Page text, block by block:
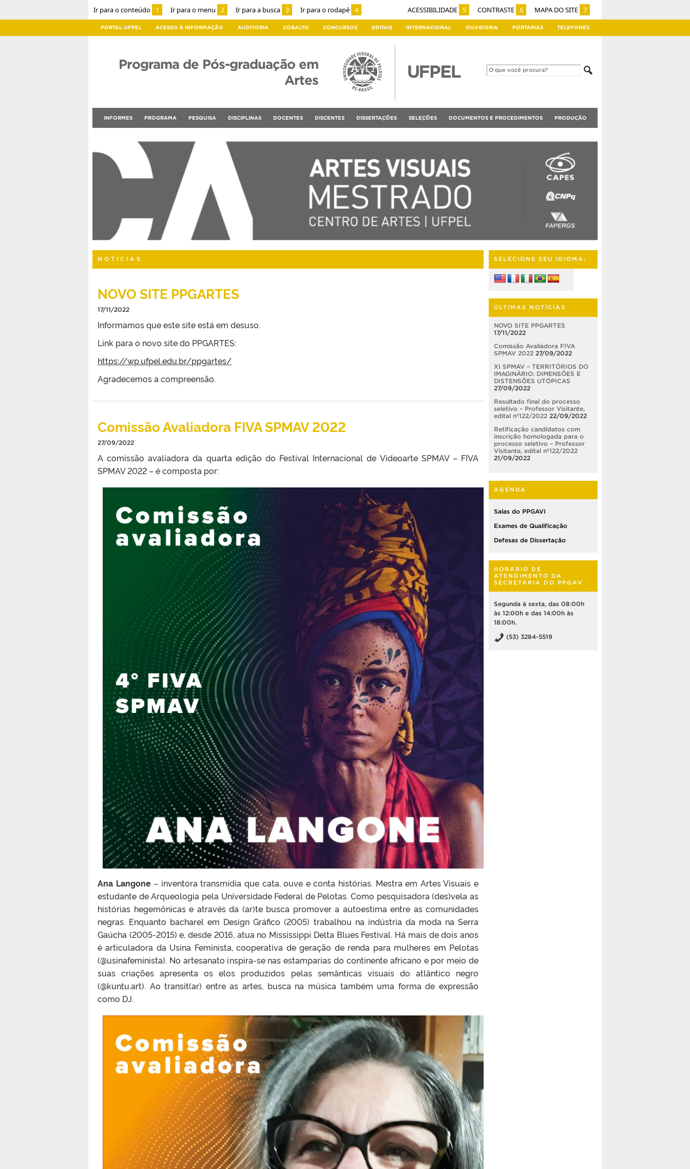
Ir para o conteúdo 1 Ir para o menu 2 Ir para a busca 3 Ir para o rodapé 4 ACESSIBILIDADE 5 CONTRASTE 6 MAPA DO SITE 7
PORTAL UFPEL ACESSO À INFORMAÇÃO AUDITORIA COBALTO CONCURSOS EDITAIS INTERNACIONAL OUVIDORIA PORTARIAS TELEFONES
Programa de Pós-graduação em
Artes
INFORMES PROGRAMA PESQUISA DISCIPLINAS DOCENTES DISCENTES DISSERTAÇÕES SELEÇÕES DOCUMENTOS E PROCEDIMENTOS PRODUÇÃO
NOTÍCIAS
NOVO SITE PPGARTES
17/11/2022
Informamos que este site está em desuso.
Link para o novo site do PPGARTES:
https://wp.ufpel.edu.br/ppgartes/
Agradecemos a compreensão.
Comissão Avaliadora FIVA SPMAV 2022
27/09/2022
A comissão avaliadora da quarta edição do Festival Internacional de Videoarte SPMAV – FIVA
SPMAV 2022 – é composta por:
Ana Langone– inventora transmídia que cata, ouve e conta histórias. Mestra em Artes Visuais e
estudante de Arqueologia pela Universidade Federal de Pelotas. Como pesquisadora (des)vela as
histórias hegemônicas e através da (ar)te busca promover a autoestima entre as comunidades
negras. Enquanto bacharel em Design Gráfico (2005) trabalhou na indústria da moda na Serra
Gaúcha (2005-2015) e, desde 2016, atua no Mississippi Delta Blues Festival. Há mais de dois anos
é articuladora da Usina Feminista, cooperativa de geração de renda para mulheres em Pelotas
(@usinafeminista). No artesanato inspira-se nas estamparias do continente africano e por meio de
suas criações apresenta os elos produzidos pelas semânticas visuais do atlântico negro
(@kuntu.art). Ao transit(ar) entre as artes, busca na música também uma forma de expressão
como DJ.
SELECIONE SEU IDIOMA:
ÚLTIMAS NOTÍCIAS
NOVO SITE PPGARTES
17/11/2022
Comissão Avaliadora FIVA
SPMAV 2022 27/09/2022
XI SPMAV – TERRITÓRIOS DO
IMAGINÁRIO: DIMENSÕES E
DISTENSÕES UTÓPICAS
27/09/2022
Resultado final do processo
seletivo – Professor Visitante,
edital nº122/2022 22/09/2022
Retificação candidatos com
inscrição homologada para o
processo seletivo – Professor
Visitante, edital nº122/2022
21/09/2022
AGENDA
Salas do PPGAVI
Exames de Qualificação
Defesas de Dissertação
HORÁRIO DE
ATENDIMENTO DA
SECRETARIA DO PPGAV
Segunda à sexta, das 08:00h
às 12:00h e das 14:00h às
18:00h.
(53) 3284-5519